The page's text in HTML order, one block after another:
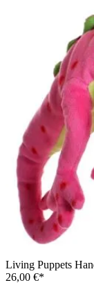
Living Puppets
26,00 €*